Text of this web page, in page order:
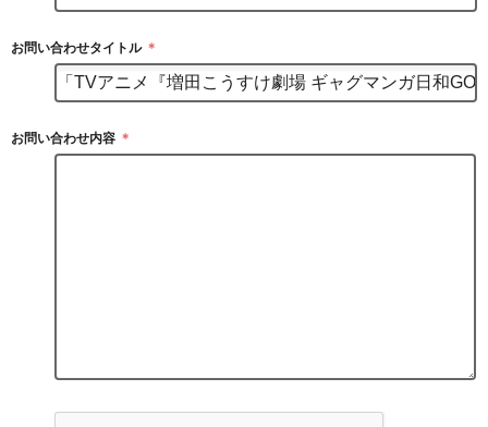
お問い合わせタイトル ＊
お問い合わせ内容 ＊